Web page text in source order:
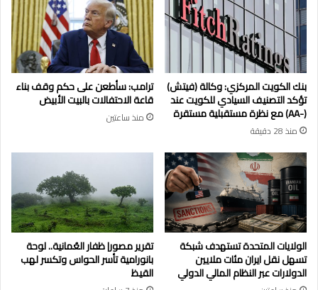
بنك الكويت المركزي: وكالة (فيتش)
تؤكد التصنيف السيادي للكويت عند
(-AA) مع نظرة مستقبلية مستقرة
منذ 28 دقيقة
ترامب: سأطعن على حكم وقف بناء
قاعة الاحتفالات بالبيت الأبيض
منذ ساعتين
الولايات المتحدة تستهدف شبكة
تسهل نقل ايران مئات ملايين
الدولارات عبر النظام المالي الدولي
تقرير مصور| ظفار العُمانية.. لوحة
بانورامية تأسر الحواس وتكسر لهب
القيظ